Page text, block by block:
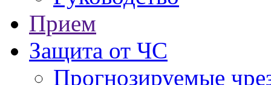
Прием
Защита от ЧС
Прогнозируемые